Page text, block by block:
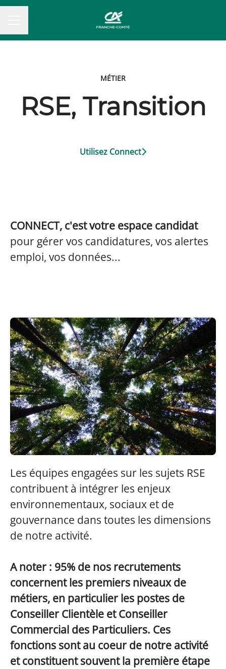
MÉTIER
RSE, Transition
Utilisez Connect
CONNECT, c'est votre espace candidat
pour gérer vos candidatures, vos alertes
emploi, vos données...
Les équipes engagées sur les sujets RSE
contribuent à intégrer les enjeux
environnementaux, sociaux et de
gouvernance dans toutes les dimensions
de notre activité.
A noter : 95% de nos recrutements
concernent les premiers niveaux de
métiers, en particulier les postes de
Conseiller Clientèle et Conseiller
Commercial des Particuliers. Ces
fonctions sont au coeur de notre activité
et constituent souvent la première étape